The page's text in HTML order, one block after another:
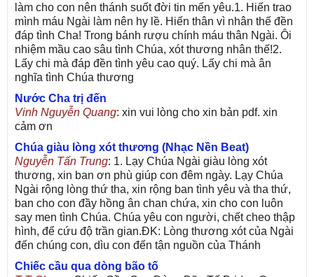
làm cho con nên thánh suốt đời tin mến yêu.1. Hiến trao
mình máu Ngài làm nên hy lề. Hiến thân vì nhân thế đền
đáp tình Cha! Trong bánh rượu chính máu thân Ngài. Ôi
nhiệm mầu cao sâu tình Chúa, xót thương nhân thế!2.
Lấy chi mà đáp đền tình yêu cao quý. Lấy chi mà ân
nghĩa tình Chúa thương
Nước Cha trị đến
Vinh Nguyễn Quang: xin vui lòng cho xin bản pdf. xin
cảm ơn
Chúa giàu lòng xót thương (Nhạc Nền Beat)
Nguyễn Tấn Trung: 1. Lạy Chúa Ngài giàu lòng xót
thương, xin ban ơn phù giúp con đêm ngày. Lạy Chúa
Ngài rộng lòng thứ tha, xin rộng ban tình yêu và tha thứ,
ban cho con đầy hồng ân chan chứa, xin cho con luôn
say men tình Chúa. Chúa yêu con người, chết cheo thập
hình, để cứu độ trần gian.ĐK: Lòng thương xót của Ngài
đến chúng con, dìu con đến tận nguồn của Thánh
Chiếc cầu qua dòng bão tố